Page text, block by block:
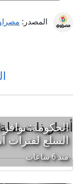
المصدر:
أخبار ذات صلة
الحكومة:
السلع لفترات
منذ 6 ساعات